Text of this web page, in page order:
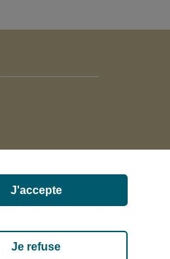
Je refuse
J'accepte